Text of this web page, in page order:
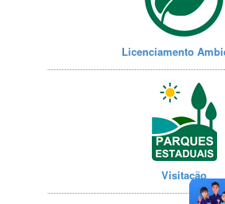
Licenciamento
Visitação